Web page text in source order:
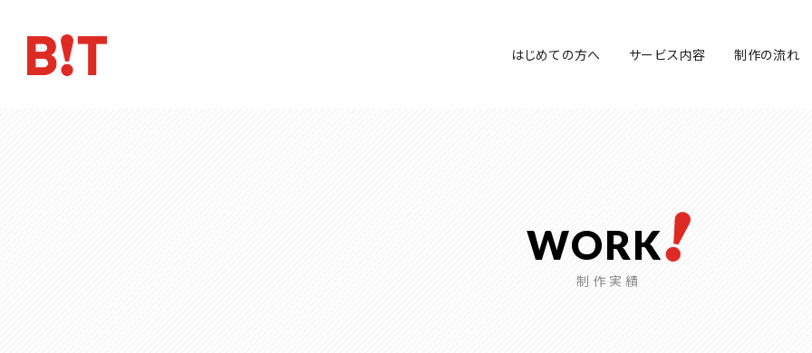
はじめての方へ サービス内容 制作の流れ
WORK
制作実績